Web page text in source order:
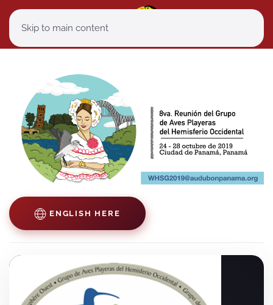
Skip to main content
ENGLISH HERE